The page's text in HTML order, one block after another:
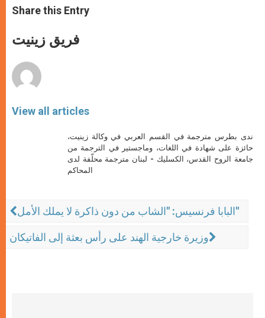
t
s
p
p
s
e
g
e
e
b
o
k
Share this Entry
فريق زينيت
View all articles
ندى بطرس مترجمة في القسم العربي في وكالة زينيت،
حائزة على شهادة في اللغات، وماجستير في الترجمة من
جامعة الروح القدس، الكسليك - لبنان مترجمة محلّفة لدى
المحاكم
البابا فرنسيس: "الشاب من دون ذاكرة لا يملك الأمل"
وزيرة خارجية الهند على رأس بعثة إلى الفاتيكان